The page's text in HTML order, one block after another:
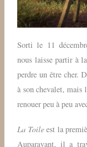
Sorti le 11
nous laisse partir à
perdre un être cher.
à son chevalet, mais
renouer peu à peu
La Toileest la
Auparavant, il a